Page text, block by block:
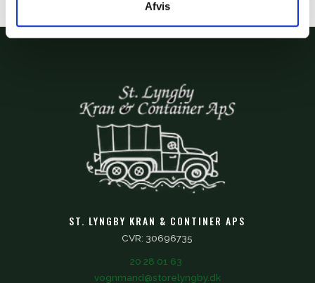
Afvis
ST. LYNGBY KRAN & CONTINER APS
CVR: 30696735
20 28 01 63
vognmand@storelyngby.dk